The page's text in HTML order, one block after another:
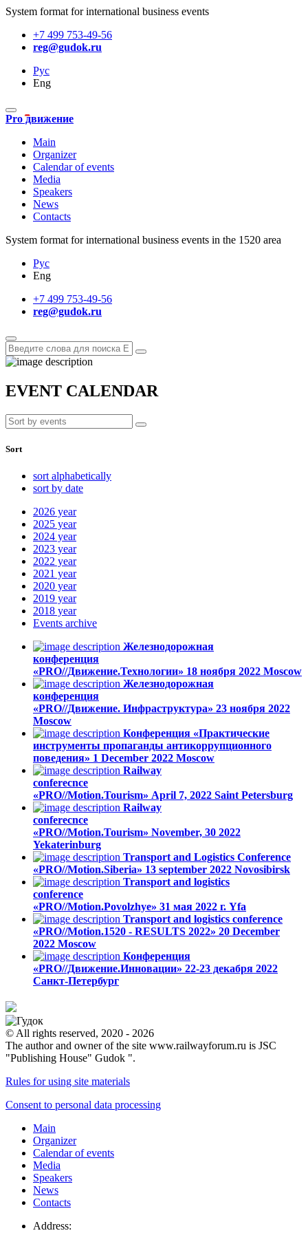
System format for international business events
+7 499 753-49-56
reg@gudok.ru
Рус
Eng
Pro движение
Main
Organizer
Calendar of events
Media
Speakers
News
Contacts
System format for international business events in the 1520 area
Рус
Eng
+7 499 753-49-56
reg@gudok.ru
EVENT CALENDAR
Sort
sort alphabetically
sort by date
2026 year
2025 year
2024 year
2023 year
2022 year
2021 year
2020 year
2019 year
2018 year
Events archive
Железнодорожная
конференция
«PRO//Движение.Технологии» 18 ноября 2022 Moscow
Железнодорожная
конференция
«PRO//Движение. Инфраструктура» 23 ноября 2022
Moscow
Конференция «Практические
инструменты пропаганды антикоррупционного
поведения» 1 December 2022 Moscow
Railway
conferecnce
«PRO//Motion.Tourism» April 7, 2022 Saint Petersburg
Railway
conferecnce
«PRO//Motion.Tourism» November, 30 2022
Yekaterinburg
Transport and Logistics Conference
«PRO//Motion.Siberia» 13 september 2022 Novosibirsk
Transport and logistics
conference
«PRO//Motion.Povolzhye» 31 мая 2022 г. Yfa
Transport and logistics conference
«PRO//Motion.1520 - RESULTS 2022» 20 December
2022 Moscow
Конференция
«PRO//Движение.Инновации» 22-23 декабря 2022
Санкт-Петербург
© All rights reserved, 2020 - 2026
The author and owner of the site www.railwayforum.ru is JSC
"Publishing House" Gudok ".
Rules for using site materials
Consent to personal data processing
Main
Organizer
Calendar of events
Media
Speakers
News
Contacts
Address: